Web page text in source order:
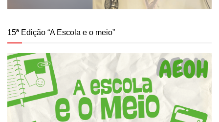
15ª Edição “A Escola e o meio”